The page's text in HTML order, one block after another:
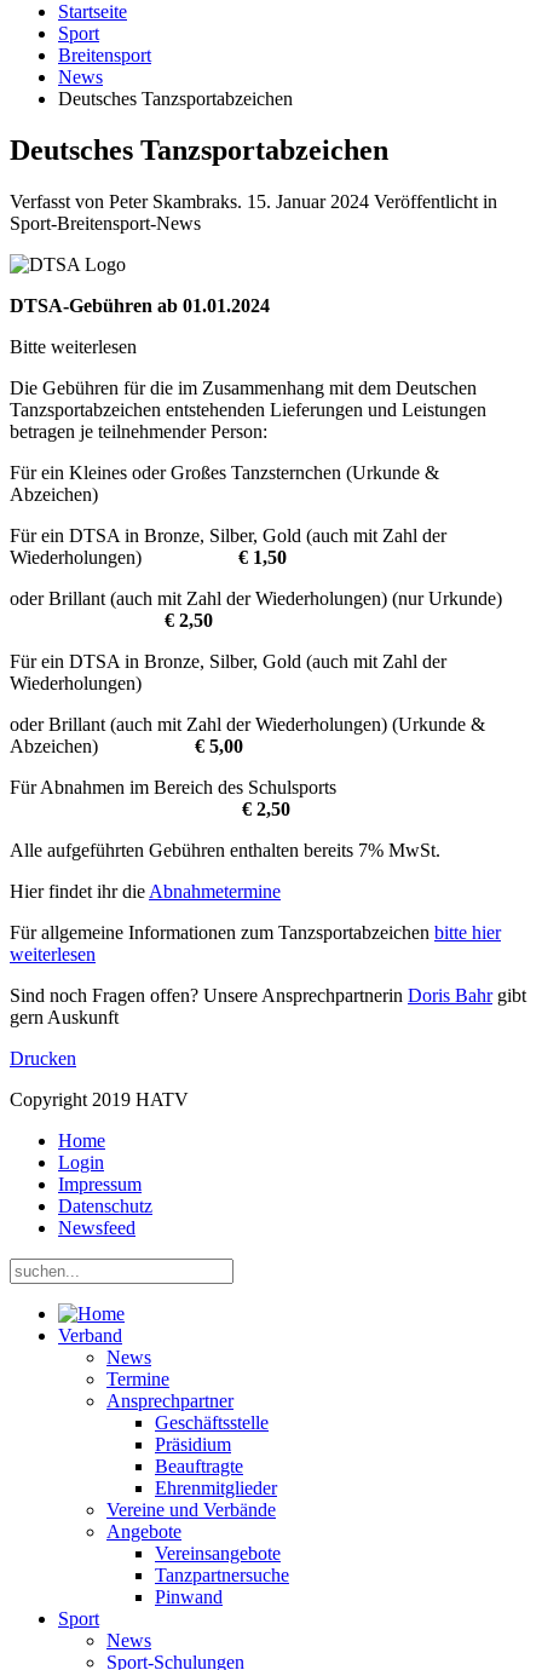
Startseite
Sport
Breitensport
News
Deutsches Tanzsportabzeichen
Deutsches Tanzsportabzeichen
Verfasst von Peter Skambraks. 15. Januar 2024 Veröffentlicht in
Sport-Breitensport-News
DTSA-Gebühren ab 01.01.2024
Bitte weiterlesen
Die Gebühren für die im Zusammenhang mit dem Deutschen
Tanzsportabzeichen entstehenden Lieferungen und Leistungen
betragen je teilnehmender Person:
Für ein Kleines oder Großes Tanzsternchen (Urkunde &
Abzeichen)
Für ein DTSA in Bronze, Silber, Gold (auch mit Zahl der
Wiederholungen)
€ 1,50
oder Brillant (auch mit Zahl der Wiederholungen) (nur Urkunde)
€ 2,50
Für ein DTSA in Bronze, Silber, Gold (auch mit Zahl der
Wiederholungen)
oder Brillant (auch mit Zahl der Wiederholungen) (Urkunde &
Abzeichen) € 5,00
Für Abnahmen im Bereich des Schulsports
€ 2,50
Alle aufgeführten Gebühren enthalten bereits 7% MwSt.
Hier findet ihr die Abnahmetermine
Für allgemeine Informationen zum Tanzsportabzeichen bitte hier
weiterlesen
Sind noch Fragen offen? Unsere Ansprechpartnerin Doris Bahrgibt
gern Auskunft
Drucken
Copyright 2019 HATV
Home
Login
Impressum
Datenschutz
Newsfeed
Verband
News
Termine
Ansprechpartner
Geschäftsstelle
Präsidium
Beauftragte
Ehrenmitglieder
Vereine und Verbände
Angebote
Vereinsangebote
Tanzpartnersuche
Pinwand
Sport
News
Sport-Schulungen